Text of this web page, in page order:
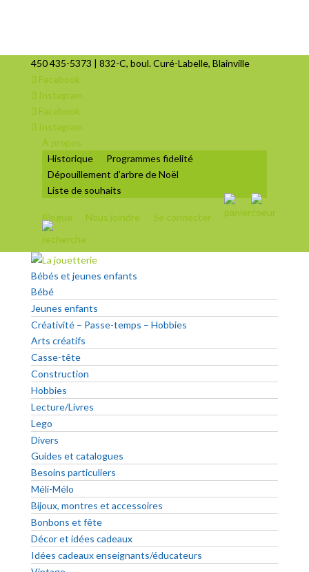
450 435-5373 | 832-C, boul. Curé-Labelle, Blainville
Facebook
Instagram
Facebook
Instagram
À propos
Historique
Programmes fidelité
Dépouillement d’arbre de Noël
Liste de souhaits
Blogue Nous joindre Se connecter
Bébés et jeunes enfants
Bébé
Jeunes enfants
Créativité – Passe-temps – Hobbies
Arts créatifs
Casse-tête
Construction
Hobbies
Lecture/Livres
Lego
Divers
Guides et catalogues
Besoins particuliers
Méli-Mélo
Bijoux, montres et accessoires
Bonbons et fête
Décor et idées cadeaux
Idées cadeaux enseignants/éducateurs